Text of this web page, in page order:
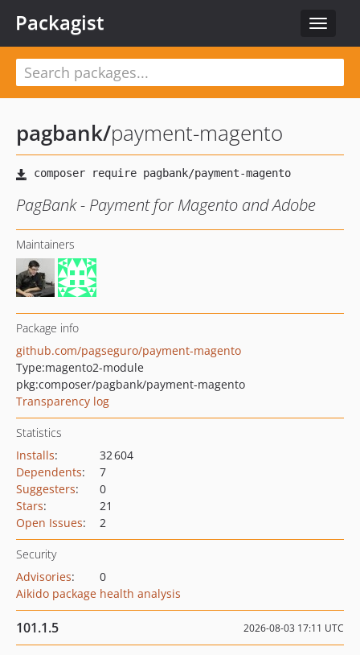
Toggle
Packagist
pagbank/payment-magento
PagBank - Payment for Magento and Adobe
Maintainers
Package info
github.com/pagseguro/payment-magento
Type:magento2-module
pkg:composer/pagbank/payment-magento
Transparency log
Statistics
Installs:
32 604
Dependents:
7
Suggesters:
0
Stars:
21
Open Issues: 2
Security
Advisories:
0
Aikido package health analysis
101.1.5 2026-08-03 17:11 UTC